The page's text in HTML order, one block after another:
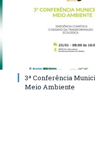
3ª Conferência
Meio Ambiente